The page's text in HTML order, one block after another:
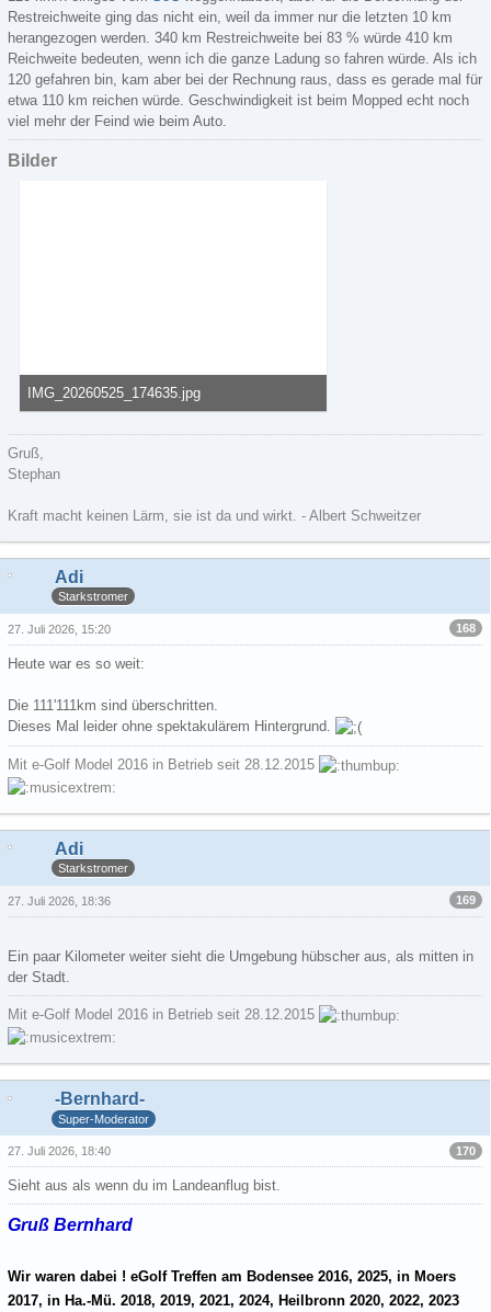
Restreichweite ging das nicht ein, weil da immer nur die letzten 10 km
herangezogen werden. 340 km Restreichweite bei 83 % würde 410 km
Reichweite bedeuten, wenn ich die ganze Ladung so fahren würde. Als ich
120 gefahren bin, kam aber bei der Rechnung raus, dass es gerade mal für
etwa 110 km reichen würde. Geschwindigkeit ist beim Mopped echt noch
viel mehr der Feind wie beim Auto.
Bilder
IMG_20260525_174635.jpg
147,77 kB, 800×600, 8 mal angesehen
Gruß,
Stephan
Kraft macht keinen Lärm, sie ist da und wirkt. - Albert Schweitzer
Adi
Starkstromer
168
27. Juli 2026, 15:20
Heute war es so weit:
Die 111'111km sind überschritten.
Dieses Mal leider ohne spektakulärem Hintergrund.
Mit e-Golf Model 2016 in Betrieb seit 28.12.2015
Adi
Starkstromer
169
27. Juli 2026, 18:36
Ein paar Kilometer weiter sieht die Umgebung hübscher aus, als mitten in
der Stadt.
Mit e-Golf Model 2016 in Betrieb seit 28.12.2015
-Bernhard-
Super-Moderator
170
27. Juli 2026, 18:40
Sieht aus als wenn du im Landeanflug bist.
Gruß Bernhard
Wir waren dabei ! eGolf Treffen am Bodensee 2016, 2025, in Moers
2017, in Ha.-Mü. 2018, 2019, 2021, 2024, Heilbronn 2020, 2022, 2023